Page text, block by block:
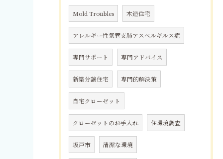
Mold Troubles 木造住宅
アレルギー性気管支肺アスペルギルス症
専門サポート 専門アドバイス
新築分譲住宅 専門的解決策
自宅クローゼット
クローゼットのお手入れ 住環境調査
坂戸市 清潔な環境